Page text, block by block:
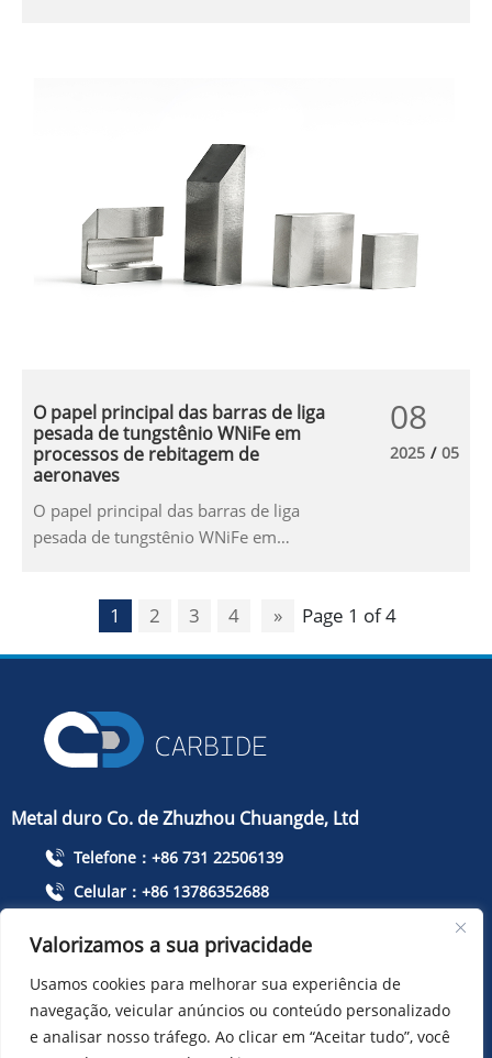
O papel principal das barras de liga
pesada de tungstênio WNiFe em
processos de rebitagem de
aeronaves
O papel principal das barras de liga
pesada de tungstênio WNiFe em
08
2025 / 05
1 2 3 4 » Page 1 of 4
Metal duro Co. de Zhuzhou Chuangde, Ltd
Telefone：+86 731 22506139
Celular：+86 13786352688
Adicionar215, edifício 1, International Students Pioneer
Park, Taishan Road, distrito de Tianyuan, cidade de
Zhuzhou
Valorizamos a sua privacidade
Usamos cookies para melhorar sua experiência de
navegação, veicular anúncios ou conteúdo personalizado
e analisar nosso tráfego. Ao clicar em “Aceitar tudo”, você